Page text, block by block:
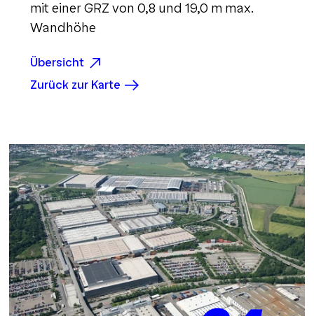
mit einer GRZ von 0,8 und 19,0 m max.
Wandhöhe
Übersicht
Zurück zur Karte